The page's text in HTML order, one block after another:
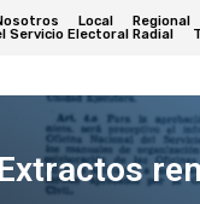
Local Regional
Servicio Electoral Radial
Extractos